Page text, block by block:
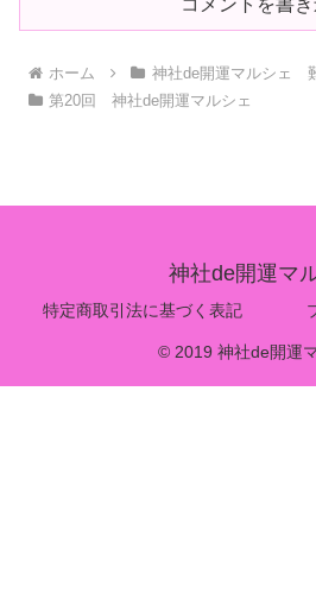
コメントを書
ホーム
神社de開運マルシェ
第20回 神社de開運マルシェ
神社de開運マ
特定商取引法に基づく表記
© 2019 神社de開運